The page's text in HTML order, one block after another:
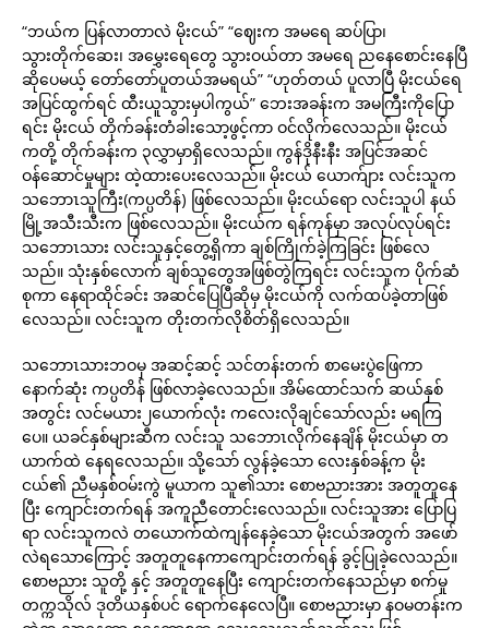
“ဘယ်က ပြန်လာတာလဲ မိုးငယ်” “ဈေးက အမရေ ဆပ်ပြာ၊
သွားတိုက်ဆေး၊ အမွှေးရေတွေ သွားဝယ်တာ အမရေ ညနေစောင်းနေပြီ
ဆိုပေမယ့် တော်တော်ပူတယ်အမရယ်” “ဟုတ်တယ် ပူလာပြီ မိုးငယ်ရေ
အပြင်ထွက်ရင် ထီးယူသွားမှပါကွယ်” ဘေးအခန်းက အမကြီးကိုပြော
ရင်း မိုးငယ် တိုက်ခန်းတံခါးသော့ဖွင့်ကာ ဝင်လိုက်လေသည်။ မိုးငယ်
ကတို့ တိုက်ခန်းက ၃လွှာမှာရှိလေသည်။ ကွန်ဒိုနီးနီး အပြင်အဆင်
ဝန်ဆောင်မှုများ ထဲ့ထားပေးလေသည်။ မိုးငယ် ယောက်ျား လင်းသူက
သဘောၤသူကြီး(ကပ္ပတိန်) ဖြစ်လေသည်။ မိုးငယ်ရော လင်းသူပါ နယ်
မြို့အသီးသီးက ဖြစ်လေသည်။ မိုးငယ်က ရန်ကုန်မှာ အလုပ်လုပ်ရင်း
သဘောၤသား လင်းသူနှင့်တွေ့ရှိကာ ချစ်ကြိုက်ခဲ့ကြခြင်း ဖြစ်လေ
သည်။ သုံးနှစ်လောက် ချစ်သူတွေအဖြစ်တွဲကြရင်း လင်းသူက ပိုက်ဆံ
စုကာ နေရာထိုင်ခင်း အဆင်ပြေပြီဆိုမှ မိုးငယ်ကို လက်ထပ်ခဲ့တာဖြစ်
လေသည်။ လင်းသူက တိုးတက်လိုစိတ်ရှိလေသည်။
သဘောၤသားဘဝမှ အဆင့်ဆင့် သင်တန်းတက် စာမေးပွဲဖြေကာ
နောက်ဆုံး ကပ္ပတိန် ဖြစ်လာခဲ့လေသည်။ အိမ်ထောင်သက် ဆယ်နှစ်
အတွင်း လင်မယား၂ယောက်လုံး ကလေးလိုချင်သော်လည်း မရကြ
ပေ။ ယခင်နှစ်များဆီက လင်းသူ သဘောၤလိုက်နေချိန် မိုးငယ်မှာ တ
ယာက်ထဲ နေရလေသည်။ သို့သော် လွန်ခဲ့သော လေးနှစ်ခန့်က မိုး
ငယ်၏ ညီမနှစ်ဝမ်းကွဲ မူယာက သူ၏သား စောဗညားအား အတူတူနေ
ပြီး ကျောင်းတက်ရန် အကူညီတောင်းလေသည်။ လင်းသူအား ပြောပြ
ရာ လင်းသူကလဲ တယောက်ထဲကျန်နေခဲ့သော မိုးငယ်အတွက် အဖော်
လဲရသောကြောင့် အတူတူနေကာကျောင်းတက်ရန် ခွင့်ပြုခဲ့လေသည်။
စောဗညား သူတို့ နှင့် အတူတူနေပြီး ကျောင်းတက်နေသည်မှာ စက်မှု
တက္ကသိုလ် ဒုတိယနှစ်ပင် ရောက်နေလေပြီ။ စောဗညားမှာ နဝမတန်းက